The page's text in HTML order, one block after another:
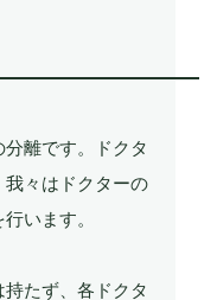
離です。ドクタ
々はドクターの
います。
たず、各ドクタ